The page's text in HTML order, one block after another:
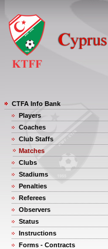
CTFA Info Bank
Players
Coaches
Club Staffs
Matches
Clubs
Stadiums
Penalties
Referees
Observers
Status
Instructions
Forms - Contracts